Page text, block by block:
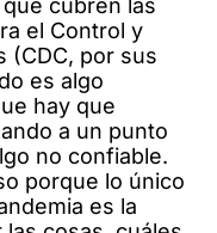
cubren las
el Control y
(CDC, por sus
es algo
hay que
a un punto
no confiable.
porque lo único
es la